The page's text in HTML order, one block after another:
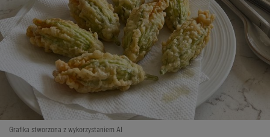
Grafika stworzona z wykorzystaniem AI